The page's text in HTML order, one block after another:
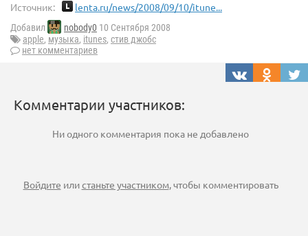
Источник: lenta.ru/news/2008/09/10/itune...
Добавил nobody0 10 Сентября 2008
apple, музыка, itunes, стив джобс
нет комментариев
Комментарии участников:
Ни одного комментария пока не добавлено
Войдите илистаньте участником, чтобы комментировать